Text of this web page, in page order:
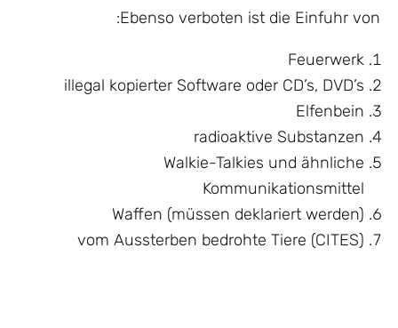
Ebenso verboten ist die Einfuhr von:
Feuerwerk
illegal kopierter Software oder CD’s, DVD’s
Elfenbein
radioaktive Substanzen
Walkie-Talkies und ähnliche
Kommunikationsmittel
Waffen (müssen deklariert werden)
vom Aussterben bedrohte Tiere (CITES)